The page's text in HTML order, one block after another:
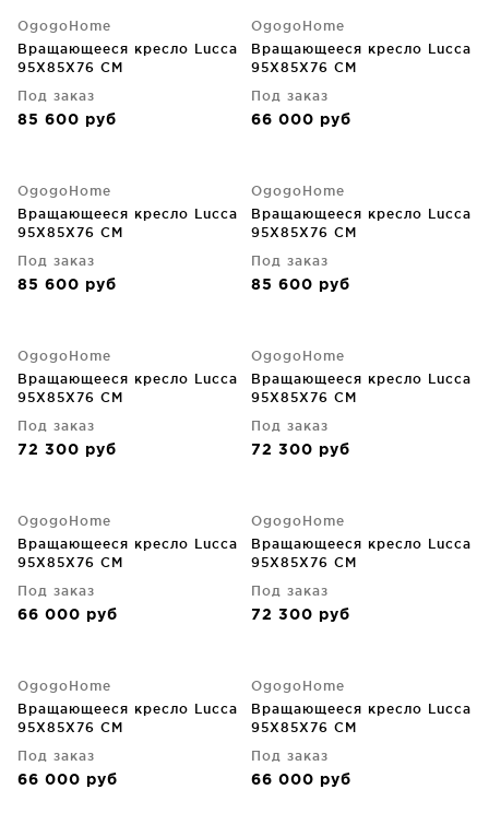
OgogoHome
Вращающееся кресло Lucca
95X85X76 CM
Под заказ
85 600 руб
OgogoHome
Вращающееся кресло Lucca
95X85X76 CM
Под заказ
66 000 руб
OgogoHome
Вращающееся кресло Lucca
95X85X76 CM
Под заказ
85 600 руб
OgogoHome
Вращающееся кресло Lucca
95X85X76 CM
Под заказ
85 600 руб
OgogoHome
Вращающееся кресло Lucca
95X85X76 CM
Под заказ
72 300 руб
OgogoHome
Вращающееся кресло Lucca
95X85X76 CM
Под заказ
72 300 руб
OgogoHome
Вращающееся кресло Lucca
95X85X76 CM
Под заказ
66 000 руб
OgogoHome
Вращающееся кресло Lucca
95X85X76 CM
Под заказ
72 300 руб
OgogoHome
Вращающееся кресло Lucca
95X85X76 CM
Под заказ
66 000 руб
OgogoHome
Вращающееся кресло Lucca
95X85X76 CM
Под заказ
66 000 руб